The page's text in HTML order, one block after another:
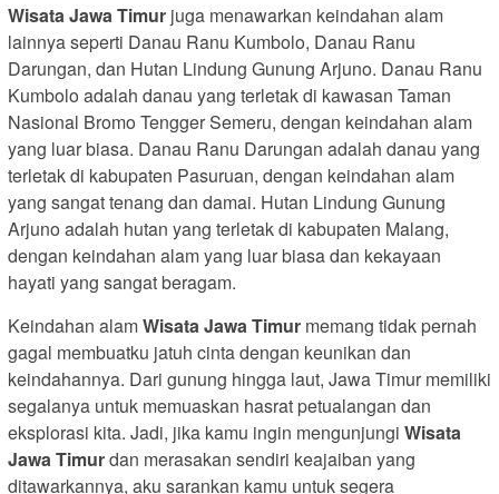
Wisata Jawa Timur juga menawarkan keindahan alam
lainnya seperti Danau Ranu Kumbolo, Danau Ranu
Darungan, dan Hutan Lindung Gunung Arjuno. Danau Ranu
Kumbolo adalah danau yang terletak di kawasan Taman
Nasional Bromo Tengger Semeru, dengan keindahan alam
yang luar biasa. Danau Ranu Darungan adalah danau yang
terletak di kabupaten Pasuruan, dengan keindahan alam
yang sangat tenang dan damai. Hutan Lindung Gunung
Arjuno adalah hutan yang terletak di kabupaten Malang,
dengan keindahan alam yang luar biasa dan kekayaan
hayati yang sangat beragam.
Keindahan alamWisata Jawa Timur memang tidak pernah
gagal membuatku jatuh cinta dengan keunikan dan
keindahannya. Dari gunung hingga laut, Jawa Timur memiliki
segalanya untuk memuaskan hasrat petualangan dan
eksplorasi kita. Jadi, jika kamu ingin mengunjungi Wisata
Jawa Timurdan merasakan sendiri keajaiban yang
ditawarkannya, aku sarankan kamu untuk segera